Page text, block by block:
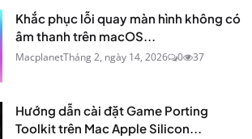
Khắc phục lỗi quay màn hình không có
âm thanh trên macOS...
MacplanetTháng 2, ngày 14, 2026 0 37
Hướng dẫn cài đặt Game Porting
Toolkit trên Mac Apple Silicon...